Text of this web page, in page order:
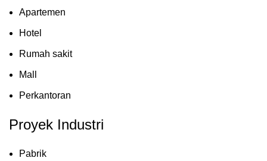
Apartemen
Hotel
Rumah sakit
Mall
Perkantoran
Proyek Industri
Pabrik